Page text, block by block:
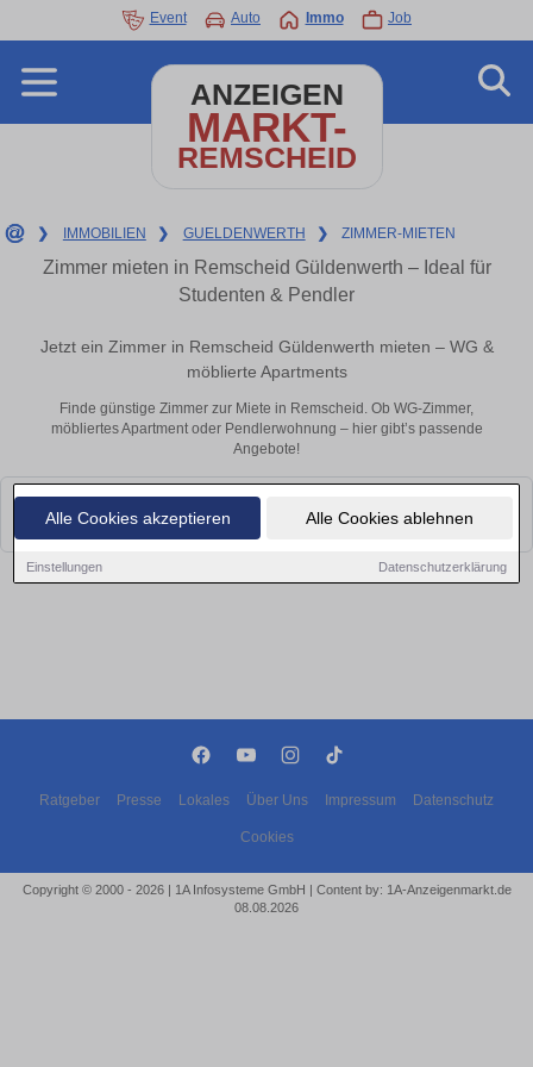
Alle Cookies akzeptieren Alle Cookies ablehnen
Einstellungen Datenschutzerklärung
Event Auto Immo Job
ANZEIGEN
MARKT-
REMSCHEID
❯ IMMOBILIEN ❯ GUELDENWERTH ❯ ZIMMER-MIETEN
Zimmer mieten in Remscheid Güldenwerth – Ideal für
Studenten & Pendler
Jetzt ein Zimmer in Remscheid Güldenwerth mieten – WG &
möblierte Apartments
Finde günstige Zimmer zur Miete in Remscheid. Ob WG-Zimmer,
möbliertes Apartment oder Pendlerwohnung – hier gibt’s passende
Angebote!
Leider konnten wir derzeit keine passenden Objekte finden. Schauen Sie
bald wieder vorbei!
Ratgeber Presse Lokales Über Uns Impressum Datenschutz
Cookies
Copyright © 2000 - 2026 | 1A Infosysteme GmbH | Content by: 1A-Anzeigenmarkt.de
08.08.2026